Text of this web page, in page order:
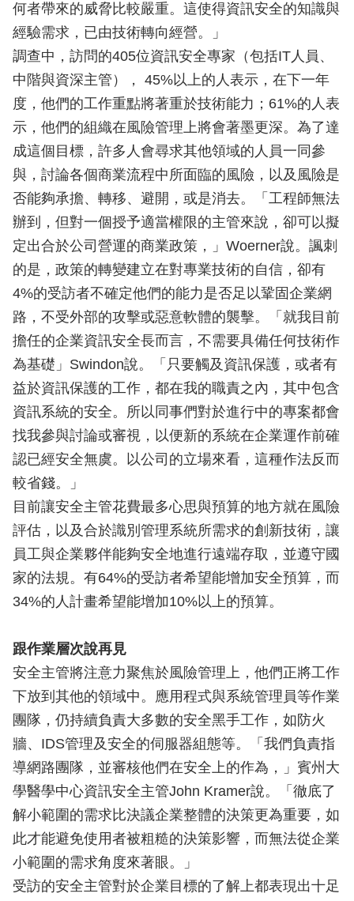
何者帶來的威脅比較嚴重。這使得資訊安全的知識與
經驗需求，已由技術轉向經營。」
調查中，訪問的405位資訊安全專家（包括IT人員、
中階與資深主管）， 45%以上的人表示，在下一年
度，他們的工作重點將著重於技術能力；61%的人表
示，他們的組織在風險管理上將會著墨更深。為了達
成這個目標，許多人會尋求其他領域的人員一同參
與，討論各個商業流程中所面臨的風險，以及風險是
否能夠承擔、轉移、避開，或是消去。「工程師無法
辦到，但對一個授予適當權限的主管來說，卻可以擬
定出合於公司營運的商業政策，」Woerner說。諷刺
的是，政策的轉變建立在對專業技術的自信，卻有
4%的受訪者不確定他們的能力是否足以鞏固企業網
路，不受外部的攻擊或惡意軟體的襲擊。「就我目前
擔任的企業資訊安全長而言，不需要具備任何技術作
為基礎」Swindon說。「只要觸及資訊保護，或者有
益於資訊保護的工作，都在我的職責之內，其中包含
資訊系統的安全。所以同事們對於進行中的專案都會
找我參與討論或審視，以便新的系統在企業運作前確
認已經安全無虞。以公司的立場來看，這種作法反而
較省錢。」
目前讓安全主管花費最多心思與預算的地方就在風險
評估，以及合於識別管理系統所需求的創新技術，讓
員工與企業夥伴能夠安全地進行遠端存取，並遵守國
家的法規。有64%的受訪者希望能增加安全預算，而
34%的人計畫希望能增加10%以上的預算。
跟作業層次說再見
安全主管將注意力聚焦於風險管理上，他們正將工作
下放到其他的領域中。應用程式與系統管理員等作業
團隊，仍持續負責大多數的安全黑手工作，如防火
牆、IDS管理及安全的伺服器組態等。「我們負責指
導網路團隊，並審核他們在安全上的作為，」賓州大
學醫學中心資訊安全主管John Kramer說。「徹底了
解小範圍的需求比決議企業整體的決策更為重要，如
此才能避免使用者被粗糙的決策影響，而無法從企業
小範圍的需求角度來著眼。」
受訪的安全主管對於企業目標的了解上都表現出十足